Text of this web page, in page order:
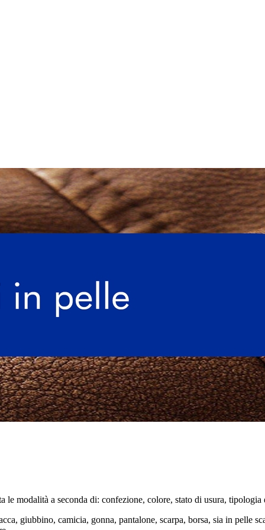
modalità a seconda di: confezione, colore, stato di usura,
giubbino, camicia, gonna, pantalone, scarpa, borsa, sia in pelle